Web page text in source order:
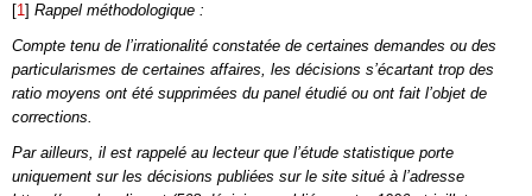
[1] Rappel méthodologique :
Compte tenu de l’irrationalité constatée de certaines demandes ou des
particularismes de certaines affaires, les décisions s’écartant trop des
ratio moyens ont été supprimées du panel étudié ou ont fait l’objet de
corrections.
Par ailleurs, il est rappelé au lecteur que l’étude statistique porte
uniquement sur les décisions publiées sur le site situé à l’adresse